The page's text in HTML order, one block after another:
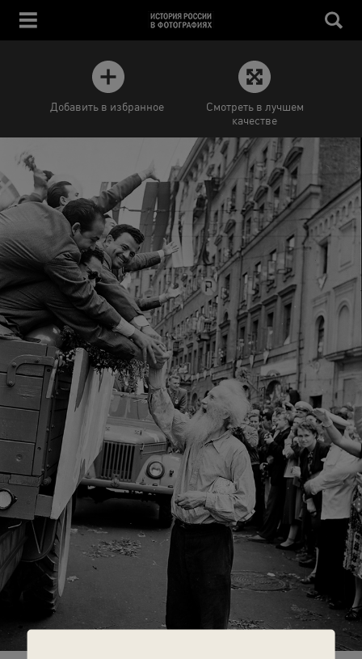
Добавить в избранное
Смотреть в лучшем
качестве